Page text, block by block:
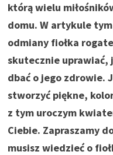
którą wielu
domu. W artykule
odmiany fiołka
skutecznie uprawiać,
dbać o jego zdrowie.
stworzyć piękne,
z tym uroczym
Ciebie. Zapraszamy
musisz wiedzieć o